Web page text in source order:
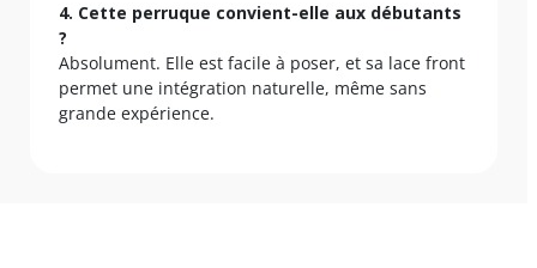
4. Cette perruque convient-elle aux débutants
?
Absolument. Elle est facile à poser, et sa lace front
permet une intégration naturelle, même sans
grande expérience.